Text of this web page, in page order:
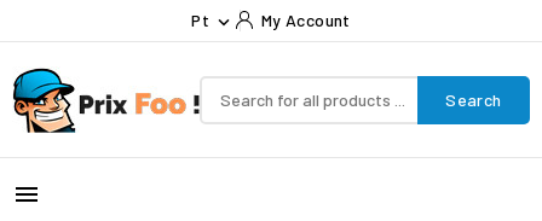
Pt  My Account
Search
